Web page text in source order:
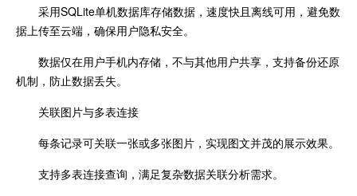
采用SQLite单机数据库存储数据，速度快且离线可用，避免数
据上传至云端，确保用户隐私安全。
数据仅在用户手机内存储，不与其他用户共享，支持备份还原
机制，防止数据丢失。
关联图片与多表连接
每条记录可关联一张或多张图片，实现图文并茂的展示效果。
支持多表连接查询，满足复杂数据关联分析需求。